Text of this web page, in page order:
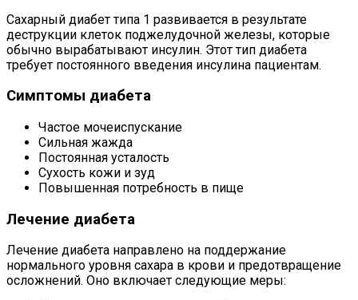
Сахарный диабет типа 1 развивается в результате
деструкции клеток поджелудочной железы, которые
обычно вырабатывают инсулин. Этот тип диабета
требует постоянного введения инсулина пациентам.
Симптомы диабета
Частое мочеиспускание
Сильная жажда
Постоянная усталость
Сухость кожи и зуд
Повышенная потребность в пище
Лечение диабета
Лечение диабета направлено на поддержание
нормального уровня сахара в крови и предотвращение
осложнений. Оно включает следующие меры: